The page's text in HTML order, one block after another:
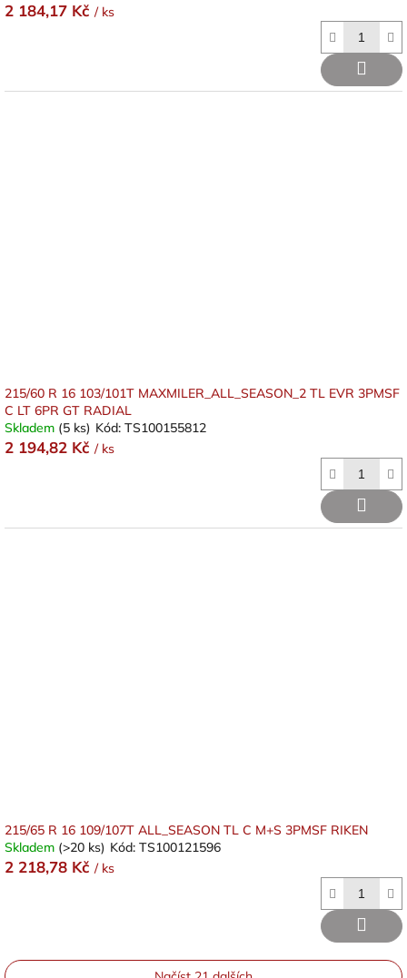
2 184,17 Kč / ks
215/60 R 16 103/101T MAXMILER_ALL_SEASON_2 TL EVR 3PMSF
C LT 6PR GT RADIAL
Skladem (5 ks) Kód: TS100155812
2 194,82 Kč / ks
215/65 R 16 109/107T ALL_SEASON TL C M+S 3PMSF RIKEN
Skladem (>20 ks) Kód: TS100121596
2 218,78 Kč / ks